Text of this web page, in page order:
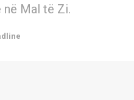
në Mal të Zi.